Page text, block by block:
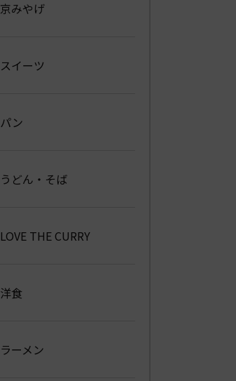
京みやげ
スイーツ
パン
うどん・そば
LOVE THE CURRY
洋食
ラーメン